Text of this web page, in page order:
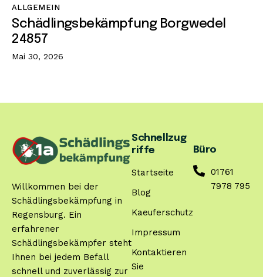
ALLGEMEIN
Schädlingsbekämpfung Borgwedel
24857
Mai 30, 2026
Willkommen bei der
Schädlingsbekämpfung in
Regensburg. Ein
erfahrener
Schädlingsbekämpfer steht
Ihnen bei jedem Befall
schnell und zuverlässig zur
Schnellzug
riffe
Startseite
Blog
Kaeuferschutz
Impressum
Kontaktieren
Sie
Büro
01761
7978 795